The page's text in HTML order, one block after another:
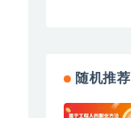
随机推荐